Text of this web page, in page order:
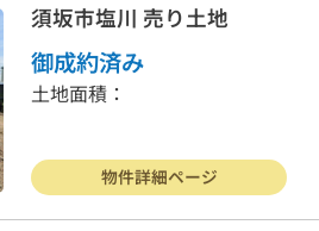
須坂市塩川 売り土地
御成約済み
土地面積：
物件詳細ページ